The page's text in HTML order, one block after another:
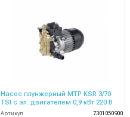
Насос плунжерный MTP KSR 3/70
TSI с эл. двигателем 0,9 кВт 220 В
Артикул
7301050900